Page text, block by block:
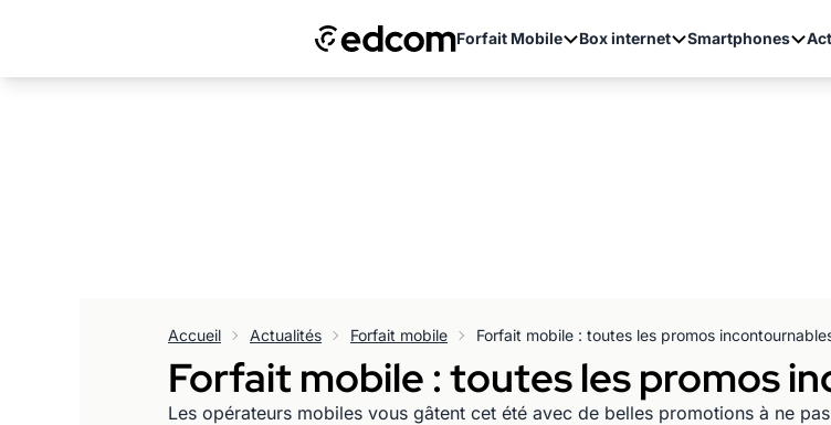
Forfait Mobile Box internet Smartphones
Accueil Actualités Forfait mobile
Forfait mobile : toutes les promos
Les opérateurs mobiles vous gâtent cet été avec de belles promotions à ne